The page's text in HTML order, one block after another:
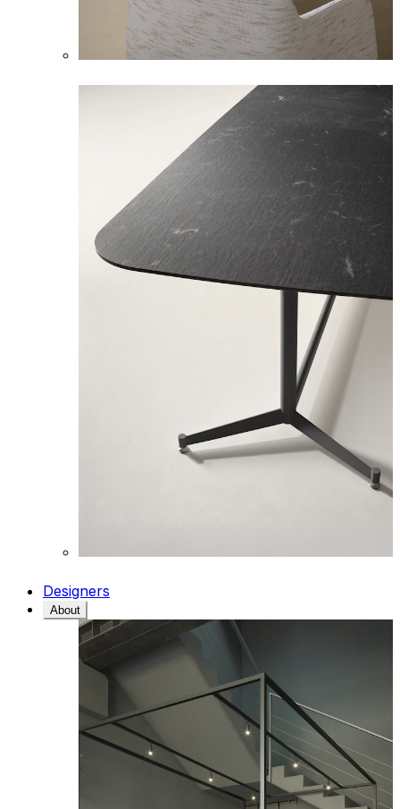
Designers
About